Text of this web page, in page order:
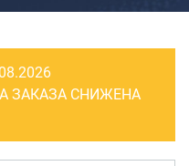
для детских
ЗАКАЗА СНИЖЕНА